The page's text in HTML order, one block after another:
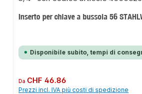
Inserto per chiave a bussola 56
Disponibile subito, tempi di
Prezzo normale:
Da CHF 46.86
Prezzi incl. IVA più costi di spedizione